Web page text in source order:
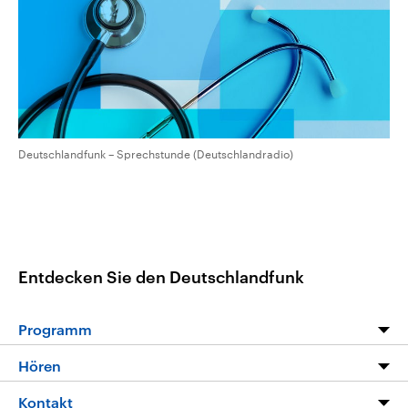
aktuelle Weltgeschehen.
Diese wird wie die
Libanon vom Iran
Sendungen Podcasts
Audio-Archiv
Deutschlandfunk – Sprechstunde (Deutschlandradio)
Entdecken Sie den Deutschlandfunk
Programm
Programm
Hören
Livestream
Kontakt